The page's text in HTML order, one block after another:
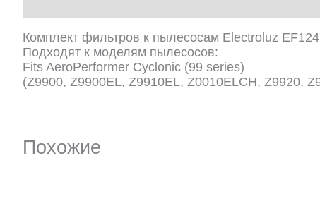
Комплект фильтров к пылесосам Electroluz
Подходят к моделям пылесосов:
Fits AeroPerformer Cyclonic (99 series)
(Z9900, Z9900EL, Z9910EL, Z0010ELCH, Z9920,
Похожие